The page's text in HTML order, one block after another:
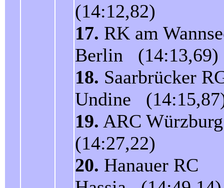
(14:12,82)
17. RK am
Berlin (14:13,69)
18. Saarbrücker
Undine
19. ARC
(14:27,22)
20. Hanauer RC